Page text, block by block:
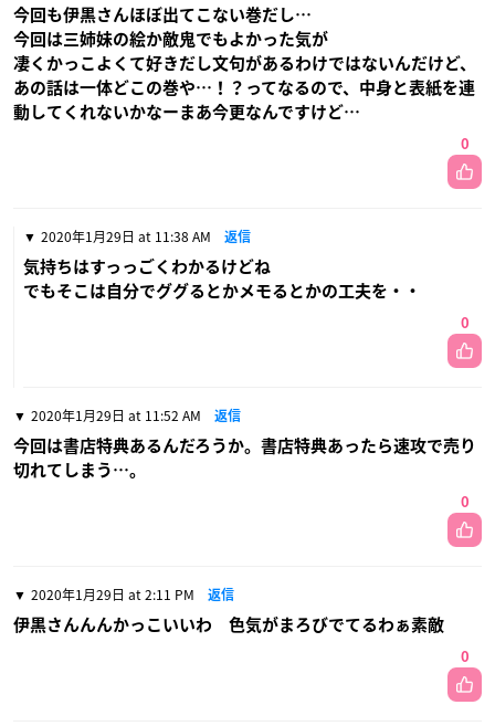
今回も伊黒さんほぼ出てこない巻だし…
今回は三姉妹の絵か敵鬼でもよかった気が
凄くかっこよくて好きだし文句があるわけではないんだけど、
あの話は一体どこの巻や…！？ってなるので、中身と表紙を連
動してくれないかなーまあ今更なんですけど…
0
2020年1月29日 at 11:38 AM 返信
気持ちはすっっごくわかるけどね
でもそこは自分でググるとかメモるとかの工夫を・・
0
2020年1月29日 at 11:52 AM 返信
今回は書店特典あるんだろうか。書店特典あったら速攻で売り
切れてしまう…。
0
2020年1月29日 at 2:11 PM 返信
伊黒さんんんかっこいいわ 色気がまろびでてるわぁ素敵
0